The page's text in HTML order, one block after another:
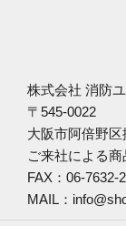
株式会社 消防
〒545-0022
大阪市阿倍野
ご来社による商
FAX：06-7632-
MAIL：